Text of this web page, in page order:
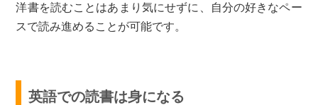
洋書を読むことはあまり気にせずに、自分の好きなペー
スで読み進めることが可能です。
英語での読書は身になる